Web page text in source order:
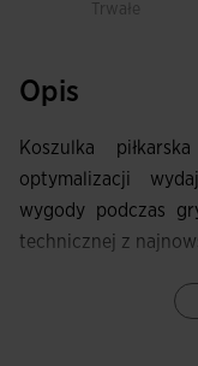
Trwałe
Opis
Koszulka
optymalizacji
wygody podczas
technicznej z
Zarówno kołnierz,